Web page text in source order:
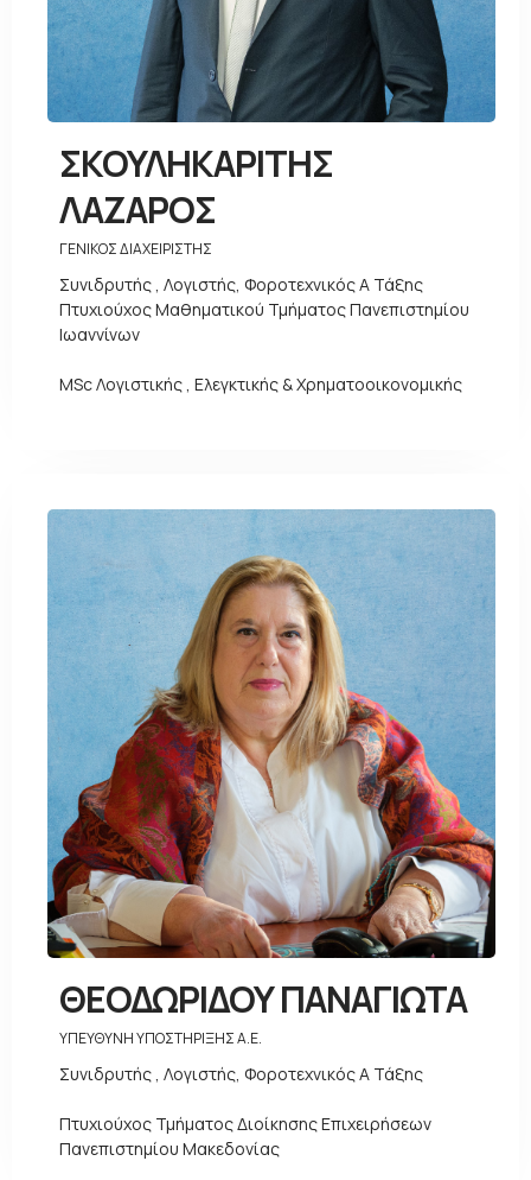
ΣΚΟΥΛΗΚΑΡΙΤΗΣ
ΛΑΖΑΡΟΣ
ΓΕΝΙΚΟΣ ΔΙΑΧΕΙΡΙΣΤΗΣ
Συνιδρυτής , Λογιστής, Φοροτεχνικός Α Τάξης
Πτυχιούχος Μαθηματικού Τμήματος Πανεπιστημίου
Ιωαννίνων
MSc Λογιστικής , Ελεγκτικής & Χρηματοοικονομικής
ΘΕΟΔΩΡΙΔΟΥ ΠΑΝΑΓΙΩΤΑ
ΥΠΕΥΘΥΝΗ ΥΠΟΣΤΗΡΙΞΗΣ Α.Ε.
Συνιδρυτής , Λογιστής, Φοροτεχνικός Α Τάξης
Πτυχιούχος Τμήματος Διοίκησης Επιχειρήσεων
Πανεπιστημίου Μακεδονίας